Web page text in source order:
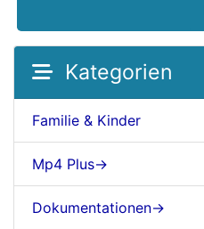
Kategorien
Familie & Kinder
Mp4 Plus->
Dokumentationen->